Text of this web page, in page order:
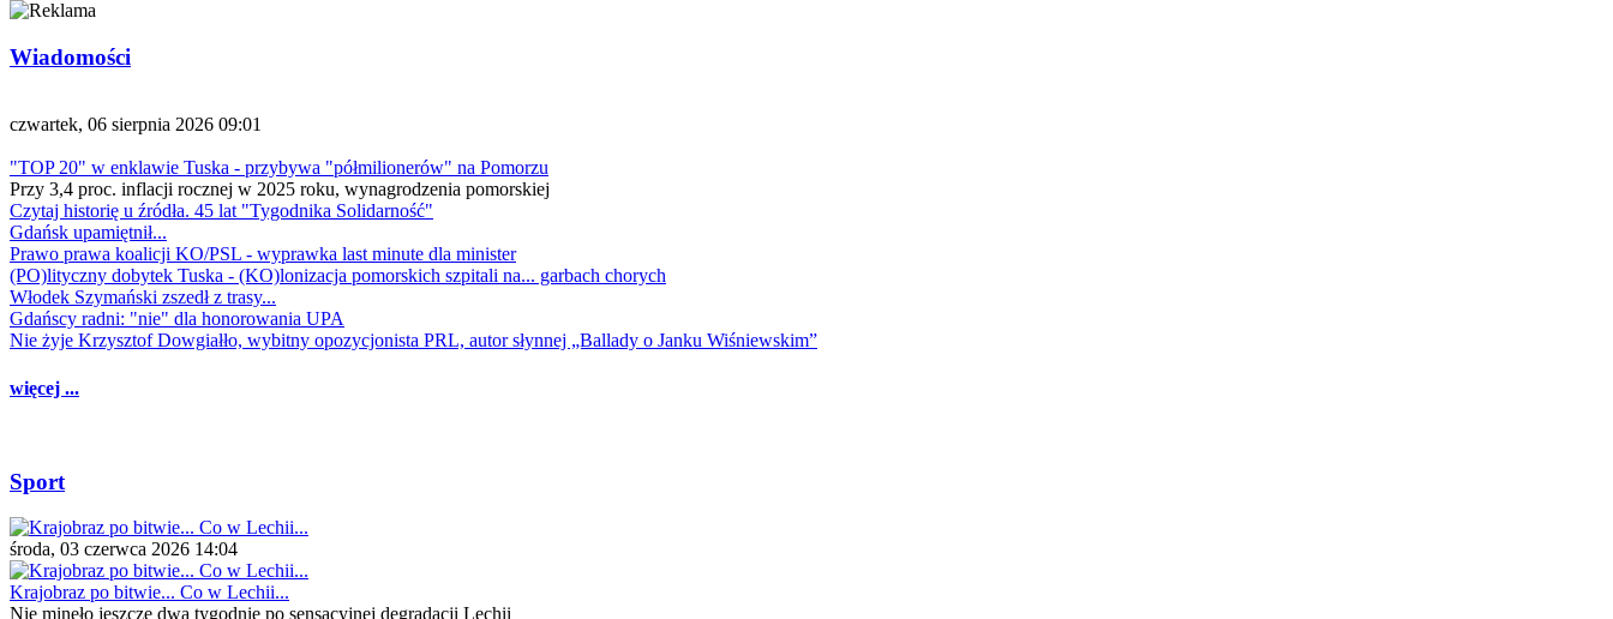
Wiadomości
czwartek, 06 sierpnia 2026 09:01
"TOP 20" w enklawie Tuska - przybywa "półmilionerów" na Pomorzu
Przy 3,4 proc. inflacji rocznej w 2025 roku, wynagrodzenia pomorskiej
Czytaj historię u źródła. 45 lat "Tygodnika Solidarność"
Gdańsk upamiętnił...
Prawo prawa koalicji KO/PSL - wyprawka last minute dla minister
(PO)lityczny dobytek Tuska - (KO)lonizacja pomorskich szpitali na... garbach chorych
Włodek Szymański zszedł z trasy...
Gdańscy radni: "nie" dla honorowania UPA
Nie żyje Krzysztof Dowgiałło, wybitny opozycjonista PRL, autor słynnej „Ballady o Janku Wiśniewskim”
więcej ...
Sport
środa, 03 czerwca 2026 14:04
Krajobraz po bitwie... Co w Lechii...
Nie minęło jeszcze dwa tygodnie po sensacyjnej degradacji Lechii